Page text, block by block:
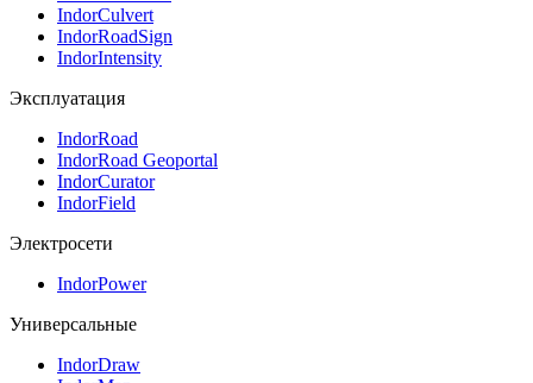
IndorCulvert
IndorRoadSign
IndorIntensity
Эксплуатация
IndorRoad
IndorRoad Geoportal
IndorCurator
IndorField
Электросети
IndorPower
Универсальные
IndorDraw